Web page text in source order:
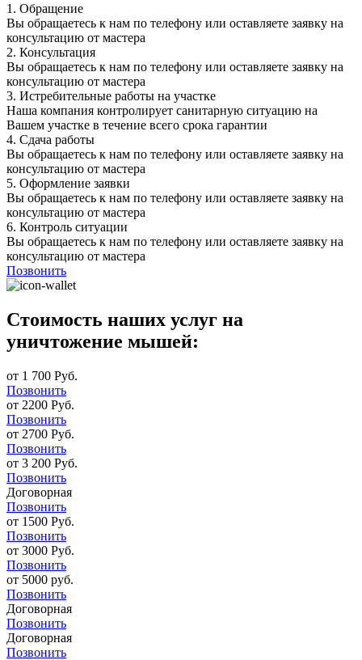
1. Обращение
Вы обращаетесь к нам по телефону или оставляете заявку на
консультацию от мастера
2. Консультация
Вы обращаетесь к нам по телефону или оставляете заявку на
консультацию от мастера
3. Истребительные работы на участке
Наша компания контролирует санитарную ситуацию на
Вашем участке в течение всего срока гарантии
4. Сдача работы
Вы обращаетесь к нам по телефону или оставляете заявку на
консультацию от мастера
5. Оформление заявки
Вы обращаетесь к нам по телефону или оставляете заявку на
консультацию от мастера
6. Контроль ситуации
Вы обращаетесь к нам по телефону или оставляете заявку на
консультацию от мастера
Позвонить
Стоимость наших услуг на
уничтожение мышей:
от 1 700 Руб.
Позвонить
от 2200 Руб.
Позвонить
от 2700 Руб.
Позвонить
от 3 200 Руб.
Позвонить
Договорная
Позвонить
от 1500 Руб.
Позвонить
от 3000 Руб.
Позвонить
от 5000 руб.
Позвонить
Договорная
Позвонить
Договорная
Позвонить